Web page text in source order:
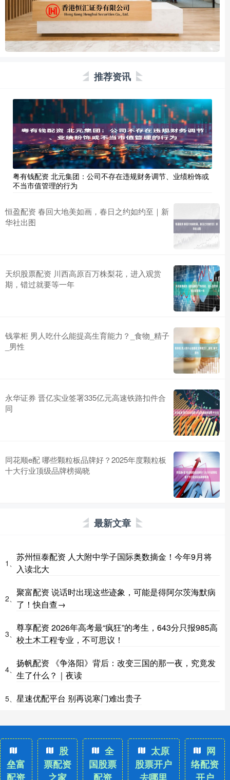
推荐资讯
粤有钱配资 北元集团：公司不存在违规财务调节、业绩粉饰或
不当市值管理的行为
恒盈配资 春回大地美如画，春日之约如约至｜新
华社出图
天织股票配资 川西高原百万株梨花，进入观赏
期，错过就要等一年
钱掌柜 男人吃什么能提高生育能力？_食物_精子
_男性
永华证券 晋亿实业签署335亿元高速铁路扣件合
同
同花顺e配 哪些颗粒板品牌好？2025年度颗粒板
十大行业顶级品牌榜揭晓
最新文章
1、
苏州恒泰配资 人大附中学子国际奥数摘金！今年9月将
入读北大
2、
聚富配资 说话时出现这些迹象，可能是得阿尔茨海默病
了！快自查→
3、
尊享配资 2026年高考最“疯狂”的考生，643分只报985高
校土木工程专业，不可思议！
4、
扬帆配资 《争洛阳》背后：改变三国的那一夜，究竟发
生了什么？｜夜读
5、 星速优配平台 别再说寒门难出贵子
垒富
股
票配资
全
国股票
太原
股票开户
网
络配资